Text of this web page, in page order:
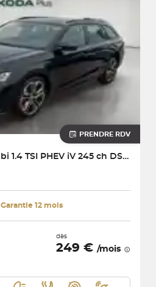
PRENDRE RDV
Octavia Combi 1.4 TSI PHEV iV 245 ch DSG6e
Garantie 12 mois
dès
249 € /mois